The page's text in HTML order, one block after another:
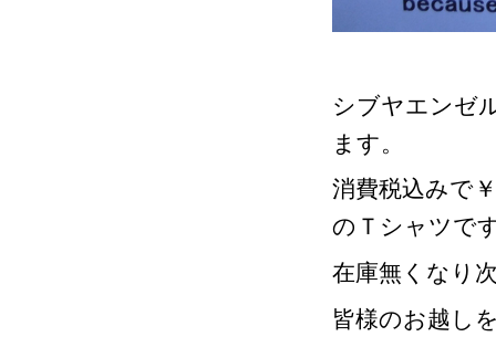
シブヤエンゼ
ます。
消費税込みで
のＴシャツで
在庫無くなり
皆様のお越し